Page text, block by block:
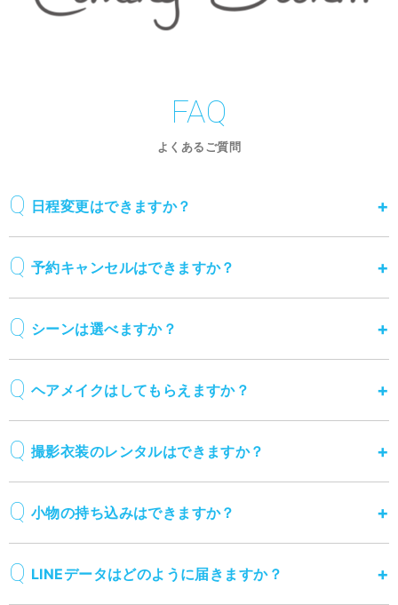
FAQ
よくあるご質問
日程変更はできますか？
予約キャンセルはできますか？
シーンは選べますか？
ヘアメイクはしてもらえますか？
撮影衣装のレンタルはできますか？
小物の持ち込みはできますか？
LINEデータはどのように届きますか？